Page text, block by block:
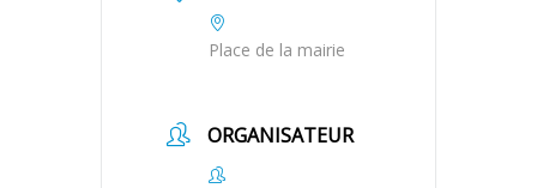
Place de la mairie
ORGANISATEUR